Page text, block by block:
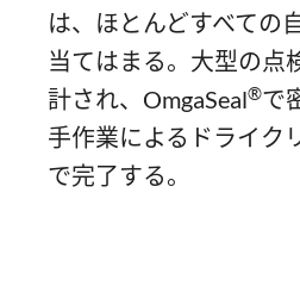
は、ほとんどすべての
当てはまる。大型の点
計され、OmgaSeal®で
手作業によるドライク
で完了する。